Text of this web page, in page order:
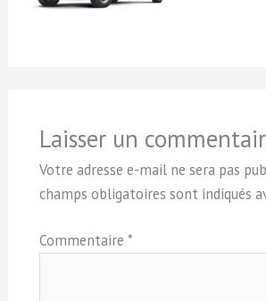
Laisser un
Votre adresse e-mail ne sera pas
champs obligatoires sont indiqués
Commentaire *